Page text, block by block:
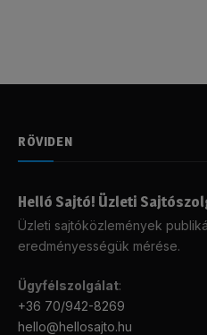
RÖVIDEN
Helló Sajtó! Üzleti
Üzleti sajtóközlemények
eredményességük mérése.
Ügyfélszolgálat:
+36 70/942-8269
hello@hellosajto.hu